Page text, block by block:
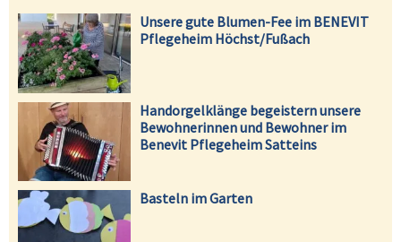
Unsere gute Blumen-Fee im BENEVIT
Pflegeheim Höchst/Fußach
Handorgelklänge begeistern unsere
Bewohnerinnen und Bewohner im
Benevit Pflegeheim Satteins
Basteln im Garten